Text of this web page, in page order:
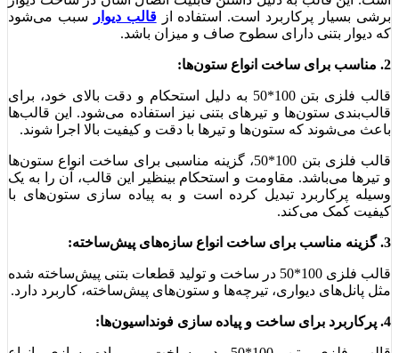
برشی بسیار پرکاربرد است. استفاده ازقالب دیوار
سبب می‌شود
که دیوار بتنی دارای سطوح صاف و میزان باشد.
2. مناسب برای ساخت انواع ستون‌ها:
قالب فلزی بتن 100*50 به دلیل استحکام و دقت بالای خود، برای
قالب‌بندی ستون‌ها و تیرهای بتنی نیز استفاده می‌شود. این قالب‌ها
باعث می‌شوند که ستون‌ها و تیرها با دقت و کیفیت بالا اجرا شوند.
قالب فلزی بتن 100*50، گزینه مناسبی برای ساخت انواع ستون‌ها
و تیر‌ها می‌باشد. مقاومت و استحکام بینظیر این قالب، آن را به یک
وسیله پرکاربرد تبدیل کرده است و به پیاده سازی ستون‌های با
کیفیت کمک می‌کند.
3. گزینه مناسب برای ساخت انواع سازه‌های پیش‌ساخته:
قالب فلزی 100*50 در ساخت و تولید قطعات بتنی پیش‌ساخته شده
مثل پانل‌های دیواری، تیرچه‌ها و ستون‌های پیش‌ساخته، کاربرد دارد.
4. پرکاربرد برای ساخت و پیاده سازی فونداسیون‌ها: